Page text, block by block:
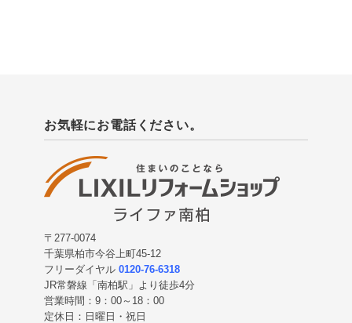
お気軽にお電話ください。
〒277-0074
千葉県柏市今谷上町45-12
フリーダイヤル 0120-76-6318
JR常磐線「南柏駅」より徒歩4分
営業時間：9：00～18：00
定休日：日曜日・祝日